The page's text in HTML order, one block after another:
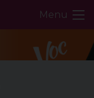
Menu